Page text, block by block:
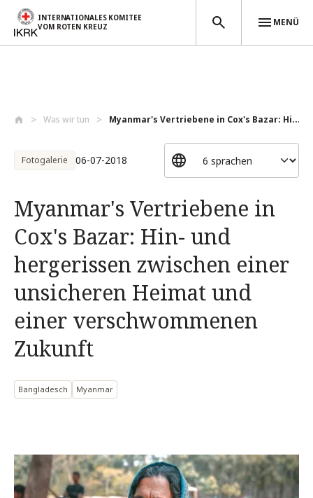
INTERNATIONALES KOMITEE
VOM ROTEN KREUZ
MENÜ
Was wir tun Myanmar's Vertriebene in Cox's Bazar: Hi...
Fotogalerie 06-07-2018
Myanmar's Vertriebene in
Cox's Bazar: Hin- und
hergerissen zwischen einer
unsicheren Heimat und
einer verschwommenen
Zukunft
Bangladesch Myanmar